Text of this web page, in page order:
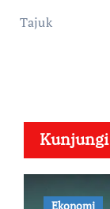
Tajuk
Kunjungi
Ekonomi